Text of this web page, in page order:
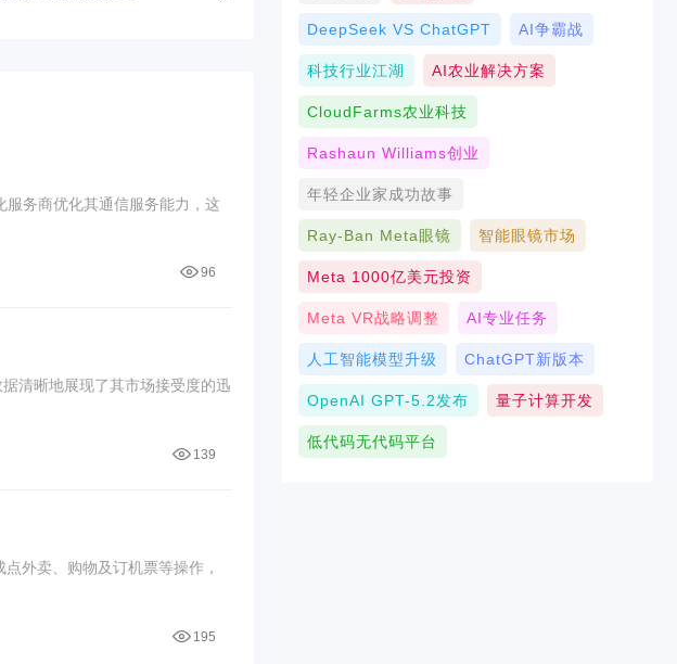
务商优化其通信服务能力，这
96
清晰地展现了其市场接受度的迅
139
外卖、购物及订机票等操作，
195
DeepSeek VS ChatGPT AI争霸战
科技行业江湖 AI农业解决方案
CloudFarms农业科技
Rashaun Williams创业
年轻企业家成功故事
Ray-Ban Meta眼镜 智能眼镜市场
Meta 1000亿美元投资
Meta VR战略调整 AI专业任务
人工智能模型升级 ChatGPT新版本
OpenAI GPT-5.2发布 量子计算开发
低代码无代码平台